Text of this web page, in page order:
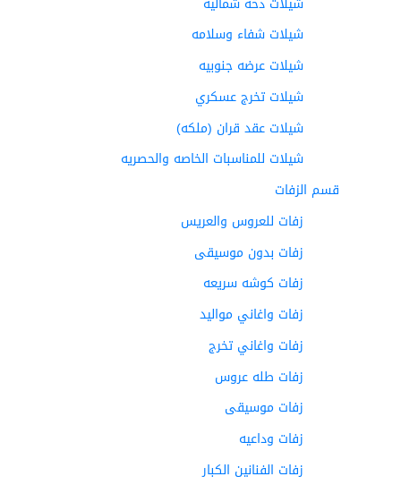
شيلات شفاء وسلامه
شيلات عرضه جنوبيه
شيلات تخرج عسكري
شيلات عقد قران (ملكه)
شيلات للمناسبات الخاصه والحصريه
قسم الزفات
زفات للعروس والعريس
زفات بدون موسيقى
زفات كوشه سريعه
زفات واغاني مواليد
زفات واغاني تخرج
زفات طله عروس
زفات موسيقى
زفات وداعيه
زفات الفنانين الكبار